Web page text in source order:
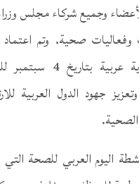
وجميع شركاء مجلس
وفعاليات صحية. وتم اعتماد
لتكون مناسبة سنوية
جهود الدول العربية
اليوم العربي للصحة